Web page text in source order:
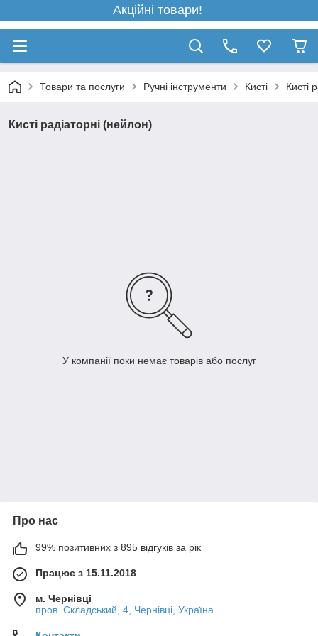
Акційні товари!
Товари та послуги Ручні інструменти Кисті Кисті
Кисті радіаторні (нейлон)
У компанії поки немає товарів або послуг
Про нас
99% позитивних з 895 відгуків за рік
Працює з 15.11.2018
м. Чернівці
пров. Складський, 4, Чернівці, Україна